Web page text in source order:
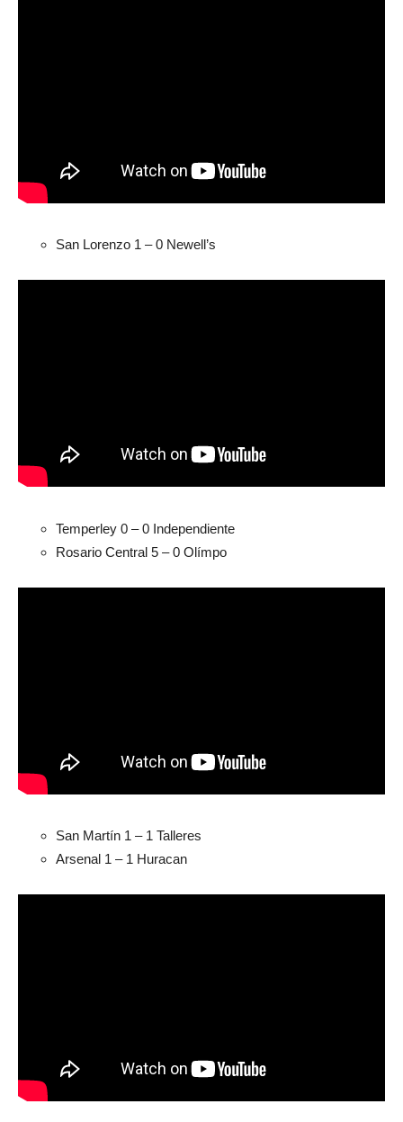
San Lorenzo 1 – 0 Newell’s
Temperley 0 – 0 Independiente
Rosario Central 5 – 0 Olímpo
San Martín 1 – 1 Talleres
Arsenal 1 – 1 Huracan